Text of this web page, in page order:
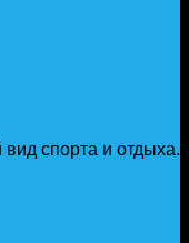
спорта и отдыха.